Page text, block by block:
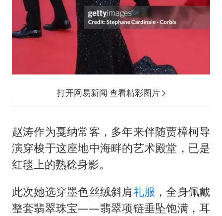
打开网易新闻 查看精彩图片
赵涛作为戛纳常客，多年来伴随贾樟柯导
演穿梭于这座地中海畔的艺术殿堂，已是
红毯上的熟稔身影。
此次她选穿墨色丝绒斜肩礼服 ，全身佩戴
整套翡翠珠宝——翡翠项链垂坠饱满，耳